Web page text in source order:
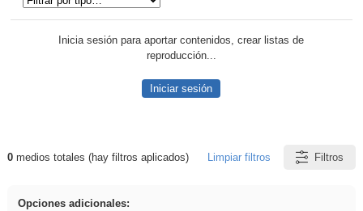
Inicia sesión para aportar contenidos, crear listas de
reproducción...
Iniciar sesión
Resultados de: Arquitectura
0medios totales (hay filtros aplicados) Limpiar filtros Filtros
Opciones adicionales: